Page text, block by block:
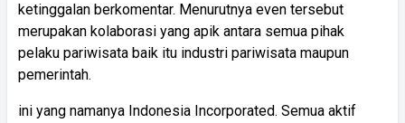
ketinggalan berkomentar. Menurutnya even tersebut
merupakan kolaborasi yang apik antara semua pihak
pelaku pariwisata baik itu industri pariwisata maupun
pemerintah.
ini yang namanya Indonesia Incorporated. Semua aktif